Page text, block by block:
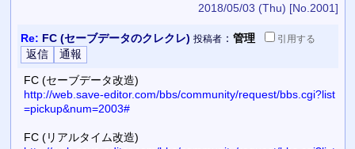
2018/05/03 (Thu) [No.2001]
Re: FC (セーブデータのクレクレ) 投稿者： 管理 引用する
FC (セーブデータ改造)
http://web.save-editor.com/bbs/community/request/bbs.cgi?list
=pickup&num=2003#
FC (リアルタイム改造)